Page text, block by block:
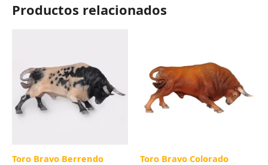
Productos relacionados
Toro Bravo Berrendo
Toro Bravo Colorado